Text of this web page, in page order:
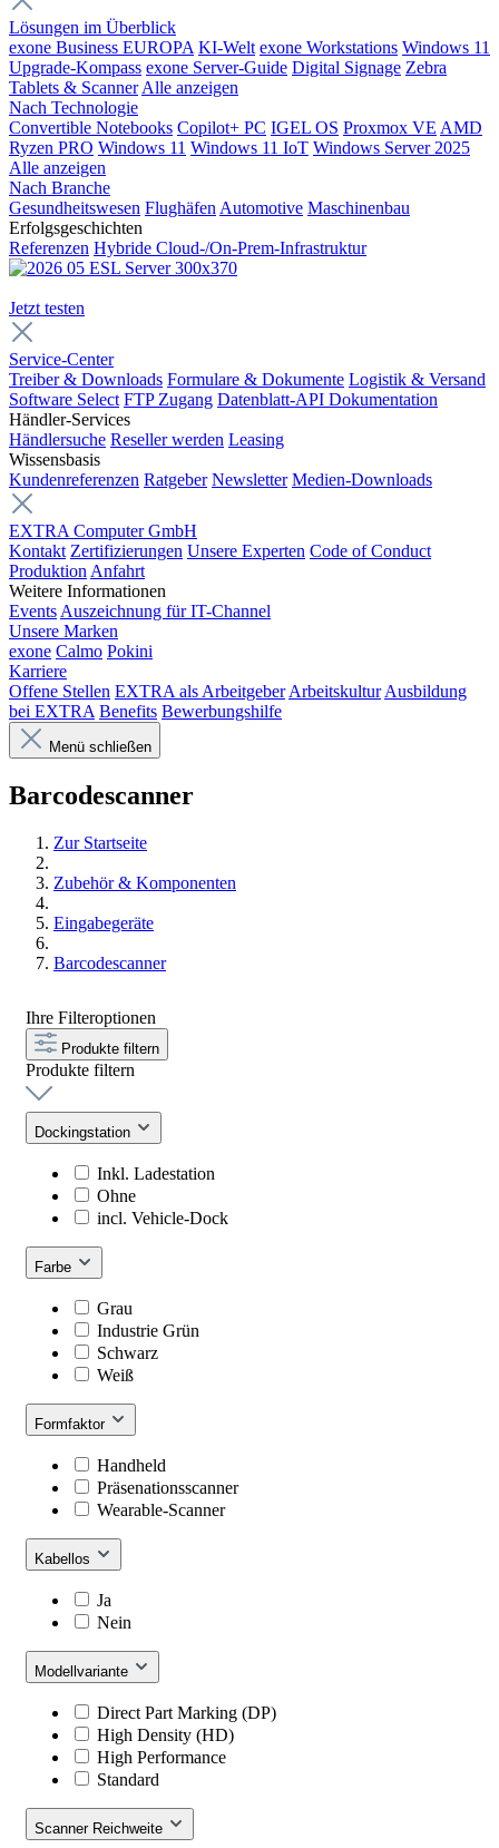
Lösungen im Überblick
exone Business EUROPA KI-Welt exone Workstations Windows 11
Upgrade-Kompass exone Server-Guide Digital Signage Zebra
Tablets & Scanner Alle anzeigen
Nach Technologie
Convertible Notebooks Copilot+ PC IGEL OS Proxmox VE AMD
Ryzen PRO Windows 11 Windows 11 IoT Windows Server 2025
Alle anzeigen
Nach Branche
Gesundheitswesen Flughäfen Automotive Maschinenbau
Erfolgsgeschichten
Referenzen Hybride Cloud-/On-Prem-Infrastruktur
Jetzt testen
Service-Center
Treiber & Downloads Formulare & Dokumente Logistik & Versand
Software Select FTP Zugang Datenblatt-API Dokumentation
Händler-Services
Händlersuche Reseller werden Leasing
Wissensbasis
Kundenreferenzen Ratgeber Newsletter Medien-Downloads
EXTRA Computer GmbH
Kontakt Zertifizierungen Unsere Experten Code of Conduct
Produktion Anfahrt
Weitere Informationen
Events Auszeichnung für IT-Channel
Unsere Marken
exone Calmo Pokini
Karriere
Offene Stellen EXTRA als Arbeitgeber Arbeitskultur Ausbildung
bei EXTRA Benefits Bewerbungshilfe
Menü schließen
Barcodescanner
Zur Startseite
Zubehör & Komponenten
Eingabegeräte
Barcodescanner
Ihre Filteroptionen
Produkte filtern
Produkte filtern
Dockingstation
Inkl. Ladestation
Ohne
incl. Vehicle-Dock
Farbe
Grau
Industrie Grün
Schwarz
Weiß
Formfaktor
Handheld
Präsenationsscanner
Wearable-Scanner
Kabellos
Ja
Nein
Modellvariante
Direct Part Marking (DP)
High Density (HD)
High Performance
Standard
Scanner Reichweite